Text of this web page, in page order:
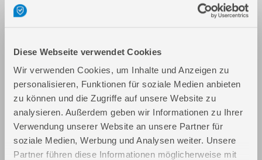
Diese Webseite verwendet Cookies
Wir verwenden Cookies, um Inhalte und Anzeigen zu
personalisieren, Funktionen für soziale Medien anbieten
zu können und die Zugriffe auf unsere Website zu
analysieren. Außerdem geben wir Informationen zu Ihrer
Verwendung unserer Website an unsere Partner für
soziale Medien, Werbung und Analysen weiter. Unsere
Partner führen diese Informationen möglicherweise mit
Umweltschrank TYP III
Art.-Nr.: 40694